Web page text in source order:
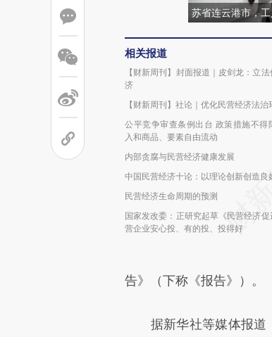
苏省连云港市，
相关报道
【财新周刊】封面报道｜皮剑龙：立
济
【财新周刊】社论｜优化民营经济法治
公平竞争审查条例出台 政策措施不得
入和商品、要素自由流动
内部贪腐与民营经济健康发展
中国民营经济十论：以理论创新创造良
民营经济生命周期的预测
国家发改委：正研究起草《民营经济促
营企业安心投、有的投、投得好
告》（下称《报告》）。
据新华社等媒体报道，